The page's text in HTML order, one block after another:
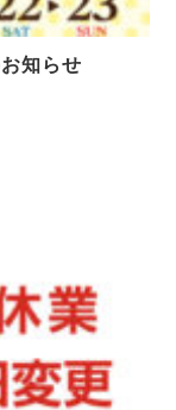
知らせ